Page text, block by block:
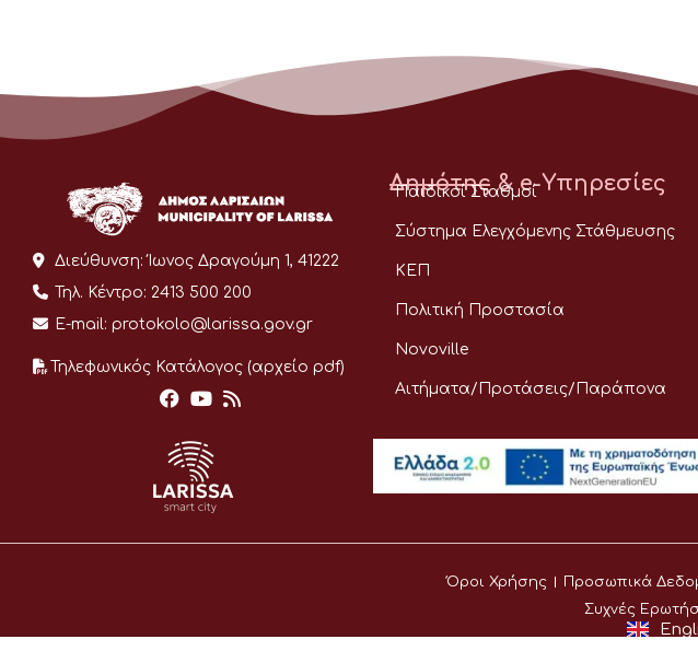
Διεύθυνση: Ίωνος Δραγούμη 1, 41222
Τηλ. Κέντρο: 2413 500 200
E-mail: protokolo@larissa.gov.gr
Τηλεφωνικός Κατάλογος (αρχείο pdf)
Δημότης & e-Υπηρεσίες
Παιδικοί Σταθμοί
Σύστημα Ελεγχόμενης Στάθμευσης
ΚΕΠ
Πολιτική Προστασία
Novoville
Αιτήματα/Προτάσεις/Παράπονα
Όροι Χρήσης Προσωπικά
Συχνές